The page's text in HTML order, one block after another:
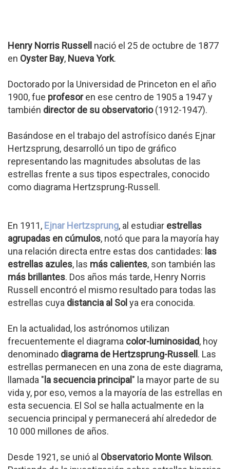
Henry Norris Russell
nació el 25 de octubre de 1877
en Oyster Bay, Nueva York.
Doctorado por la Universidad de Princeton en el año
1900, fue profesoren ese centro de 1905 a 1947 y
también director de su observatorio(1912-1947).
Basándose en el trabajo del astrofísico danés Ejnar
Hertzsprung, desarrolló un tipo de gráfico
representando las magnitudes absolutas de las
estrellas frente a sus tipos espectrales, conocido
como diagrama Hertzsprung-Russell.
En 1911, Ejnar Hertzsprung, al estudiar estrellas
agrupadas en cúmulos, notó que para la mayoría hay
una relación directa entre estas dos cantidades: las
estrellas azules, las más calientes, son también las
más brillantes. Dos años más tarde, Henry Norris
Russell encontró el mismo resultado para todas las
estrellas cuya distancia al Sol ya era conocida.
En la actualidad, los astrónomos utilizan
frecuentemente el diagrama color-luminosidad, hoy
denominado diagrama de Hertzsprung-Russell . Las
estrellas permanecen en una zona de este diagrama,
llamada " la secuencia principal " la mayor parte de su
vida y, por eso, vemos a la mayoría de las estrellas en
esta secuencia. El Sol se halla actualmente en la
secuencia principal y permanecerá ahí alrededor de
10 000 millones de años.
Desde 1921, se unió al Observatorio Monte Wilson.